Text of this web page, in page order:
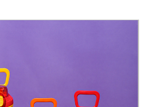
能够抵抗掉落损坏。得益于坚
落后也能保持其形状和完整